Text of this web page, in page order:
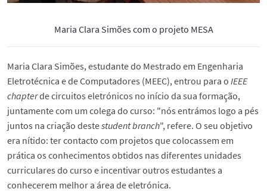
Maria Clara Simões com o projeto MESA
Maria Clara Simões, estudante do Mestrado em Engenharia
Eletrotécnica e de Computadores (MEEC), entrou para o IEEE
chapterde circuitos eletrónicos no início da sua formação,
juntamente com um colega do curso: "nós entrámos logo a pés
juntos na criação destestudent branch", refere. O seu objetivo
era nítido: ter contacto com projetos que colocassem em
prática os conhecimentos obtidos nas diferentes unidades
curriculares do curso e incentivar outros estudantes a
conhecerem melhor a área de eletrónica.